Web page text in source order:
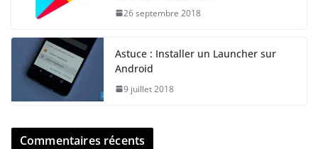
26 septembre 2018
Astuce : Installer un Launcher sur
Android
9 juillet 2018
Commentaires récents